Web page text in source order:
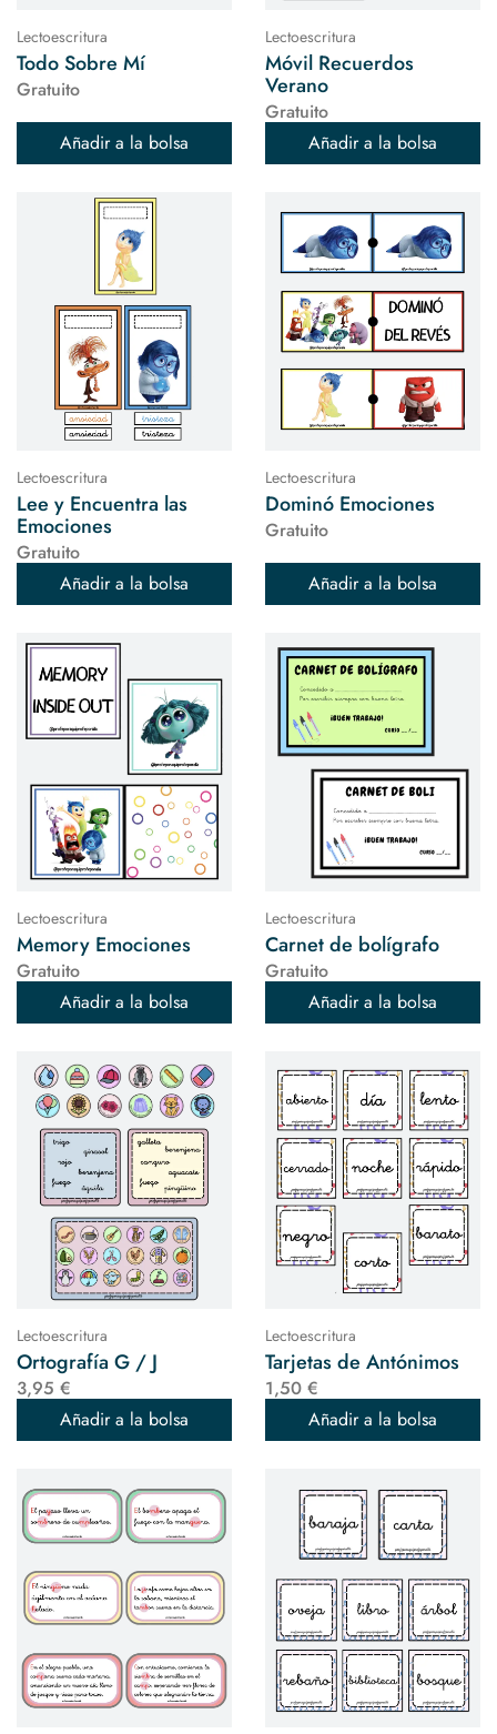
Lectoescritura
Todo Sobre Mí
Gratuito
Añadir a la bolsa
Lectoescritura
Móvil Recuerdos
Verano
Gratuito
Añadir a la bolsa
Lectoescritura
Lee y Encuentra las
Emociones
Gratuito
Añadir a la bolsa
Lectoescritura
Dominó Emociones
Gratuito
Añadir a la bolsa
Lectoescritura
Memory Emociones
Gratuito
Añadir a la bolsa
Lectoescritura
Carnet de bolígrafo
Gratuito
Añadir a la bolsa
Lectoescritura
Ortografía G / J
3,95 €
Añadir a la bolsa
Lectoescritura
Tarjetas de Antónimos
1,50 €
Añadir a la bolsa